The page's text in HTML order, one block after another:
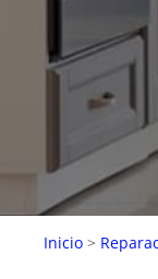
Inicio >